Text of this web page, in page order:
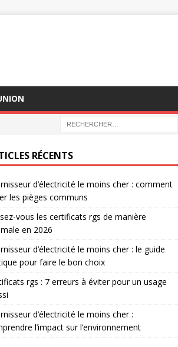
RÉCENTS
d’électricité le moins cher : comment
les pièges communs
vous les certificats rgs de manière
en 2026
d’électricité le moins cher : le guide
pour faire le bon choix
rgs : 7 erreurs à éviter pour un usage
d’électricité le moins cher :
l’impact sur l’environnement